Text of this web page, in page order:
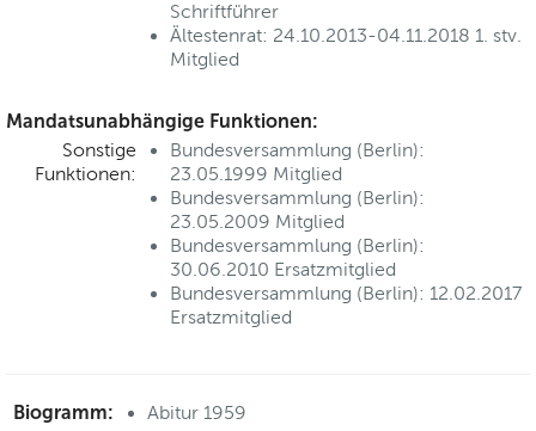
Schriftführer
Ältestenrat: 24.10.2013-04.11.2018 1. stv.
Mitglied
Mandatsunabhängige Funktionen:
Sonstige
Funktionen:
Bundesversammlung (Berlin):
23.05.1999 Mitglied
Bundesversammlung (Berlin):
23.05.2009 Mitglied
Bundesversammlung (Berlin):
30.06.2010 Ersatzmitglied
Bundesversammlung (Berlin): 12.02.2017
Ersatzmitglied
Biogramm:
Abitur 1959